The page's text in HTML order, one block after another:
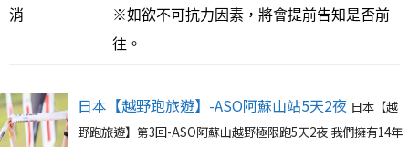
消
※如欲不可抗力因素，將會提前告知是否前
往。
日本【越野跑旅遊】-ASO阿蘇山站5天2夜 日本【越
野跑旅遊】第3回-ASO阿蘇山越野極限跑5天2夜 我們擁有14年